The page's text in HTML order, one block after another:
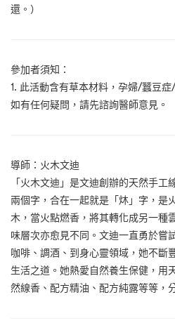
還。）
參加者須知：
1. 此活動含有草本材料，孕婦/蠶豆
如有任何疑問，請先諮詢醫師意見。
導師： 火木文迪
「火木文迪」是文迪創辦的天然手
兩個字，合在一起就是「炑」字，是
木，當火點燃香，將其轉化成另一種
味層次亦愈見不同。文迪一直勇於嘗
咖啡、調酒、到身心靈領域，她不斷
生活之道。她熱愛自然養生保健，用
然線香、配方精油、配方純露等等，